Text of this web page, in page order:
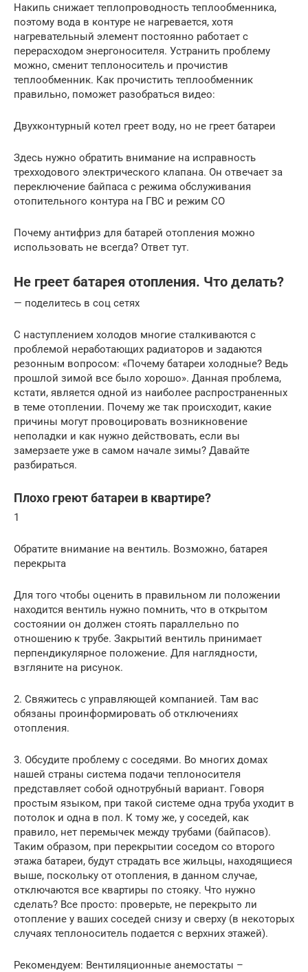
Накипь снижает теплопроводность теплообменника,
поэтому вода в контуре не нагревается, хотя
нагревательный элемент постоянно работает с
перерасходом энергоносителя. Устранить проблему
можно, сменит теплоноситель и прочистив
теплообменник. Как прочистить теплообменник
правильно, поможет разобраться видео:
Двухконтурный котел греет воду, но не греет батареи
Здесь нужно обратить внимание на исправность
трехходового электрического клапана. Он отвечает за
переключение байпаса с режима обслуживания
отопительного контура на ГВС и режим CO
Почему антифриз для батарей отопления можно
использовать не всегда? Ответ тут.
Не греет батарея отопления. Что делать?
— поделитесь в соц сетях
С наступлением холодов многие сталкиваются с
проблемой неработающих радиаторов и задаются
резонным вопросом: «Почему батареи холодные? Ведь
прошлой зимой все было хорошо». Данная проблема,
кстати, является одной из наиболее распространенных
в теме отоплении. Почему же так происходит, какие
причины могут провоцировать возникновение
неполадки и как нужно действовать, если вы
замерзаете уже в самом начале зимы? Давайте
разбираться.
Плохо греют батареи в квартире?
1
Обратите внимание на вентиль. Возможно, батарея
перекрыта
Для того чтобы оценить в правильном ли положении
находится вентиль нужно помнить, что в открытом
состоянии он должен стоять параллельно по
отношению к трубе. Закрытий вентиль принимает
перпендикулярное положение. Для наглядности,
взгляните на рисунок.
2. Свяжитесь с управляющей компанией. Там вас
обязаны проинформировать об отключениях
отопления.
3. Обсудите проблему с соседями. Во многих домах
нашей страны система подачи теплоносителя
представляет собой однотрубный вариант. Говоря
простым языком, при такой системе одна труба уходит в
потолок и одна в пол. К тому же, у соседей, как
правило, нет перемычек между трубами (байпасов).
Таким образом, при перекрытии соседом со второго
этажа батареи, будут страдать все жильцы, находящиеся
выше, поскольку от отопления, в данном случае,
отключаются все квартиры по стояку. Что нужно
сделать? Все просто: проверьте, не перекрыто ли
отопление у ваших соседей снизу и сверху (в некоторых
случаях теплоноситель подается с верхних этажей).
Рекомендуем: Вентиляционные анемостаты –